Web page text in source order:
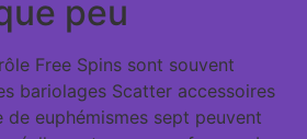
peu
Free Spins sont souvent
bariolages Scatter accessoires
de euphémismes sept peuvent